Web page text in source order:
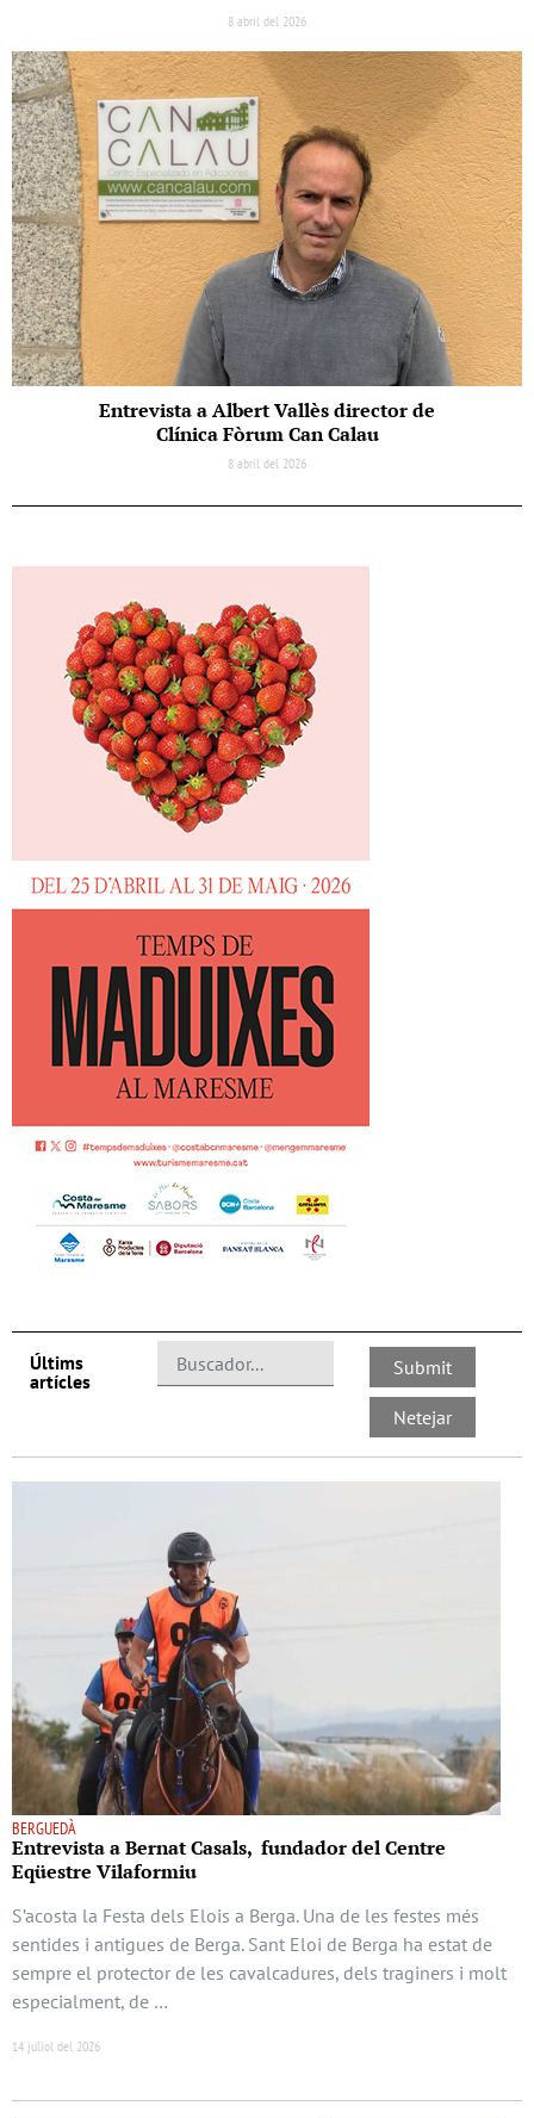
8 abril del 2026
Entrevista a Albert Vallès director de
Clínica Fòrum Can Calau
8 abril del 2026
Últims
artícles
BERGUEDÀ
Entrevista a Bernat Casals, fundador del Centre
Eqüestre Vilaformiu
S’acosta la Festa dels Elois a Berga. Una de les festes més
sentides i antigues de Berga. Sant Eloi de Berga ha estat de
sempre el protector de les cavalcadures, dels traginers i molt
especialment, de …
14 juliol del 2026